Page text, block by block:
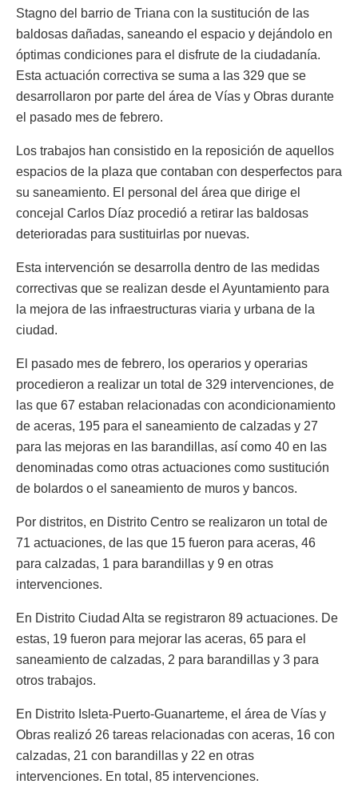
Stagno del barrio de Triana con la sustitución de las
baldosas dañadas, saneando el espacio y dejándolo en
óptimas condiciones para el disfrute de la ciudadanía.
Esta actuación correctiva se suma a las 329 que se
desarrollaron por parte del área de Vías y Obras durante
el pasado mes de febrero.
Los trabajos han consistido en la reposición de aquellos
espacios de la plaza que contaban con desperfectos para
su saneamiento. El personal del área que dirige el
concejal Carlos Díaz procedió a retirar las baldosas
deterioradas para sustituirlas por nuevas.
Esta intervención se desarrolla dentro de las medidas
correctivas que se realizan desde el Ayuntamiento para
la mejora de las infraestructuras viaria y urbana de la
ciudad.
El pasado mes de febrero, los operarios y operarias
procedieron a realizar un total de 329 intervenciones, de
las que 67 estaban relacionadas con acondicionamiento
de aceras, 195 para el saneamiento de calzadas y 27
para las mejoras en las barandillas, así como 40 en las
denominadas como otras actuaciones como sustitución
de bolardos o el saneamiento de muros y bancos.
Por distritos, en Distrito Centro se realizaron un total de
71 actuaciones, de las que 15 fueron para aceras, 46
para calzadas, 1 para barandillas y 9 en otras
intervenciones.
En Distrito Ciudad Alta se registraron 89 actuaciones. De
estas, 19 fueron para mejorar las aceras, 65 para el
saneamiento de calzadas, 2 para barandillas y 3 para
otros trabajos.
En Distrito Isleta-Puerto-Guanarteme, el área de Vías y
Obras realizó 26 tareas relacionadas con aceras, 16 con
calzadas, 21 con barandillas y 22 en otras
intervenciones. En total, 85 intervenciones.